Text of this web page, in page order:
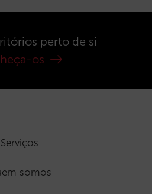
perto de si
os
Serviços
somos